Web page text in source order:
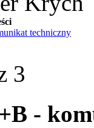
techniczny
3
-